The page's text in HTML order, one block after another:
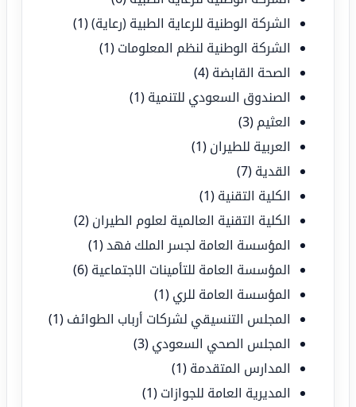
الشركة الوطنية للرعاية الطبية (رعاية)(1)
الشركة الوطنية لنظم المعلومات (1)
الصحة القابضة (4)
الصندوق السعودي للتنمية (1)
العثيم (3)
العربية للطيران (1)
القدية (7)
الكلية التقنية (1)
الكلية التقنية العالمية لعلوم الطيران (2)
المؤسسة العامة لجسر الملك فهد(1)
المؤسسة العامة للتأمينات الاجتماعية (6)
المؤسسة العامة للري (1)
المجلس التنسيقي لشركات أرباب الطوائف (1)
المجلس الصحي السعودي (3)
المدارس المتقدمة (1)
المديرية العامة للجوازات (1)